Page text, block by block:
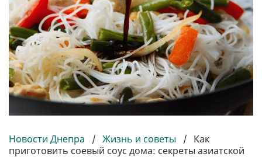
Новости Днепра / Жизнь и советы / Как
приготовить соевый соус дома: секреты азиатской